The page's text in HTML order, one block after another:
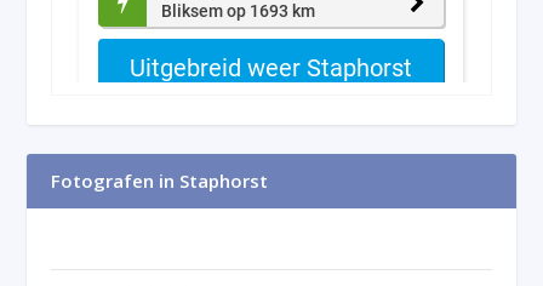
Fotografen in Staphorst